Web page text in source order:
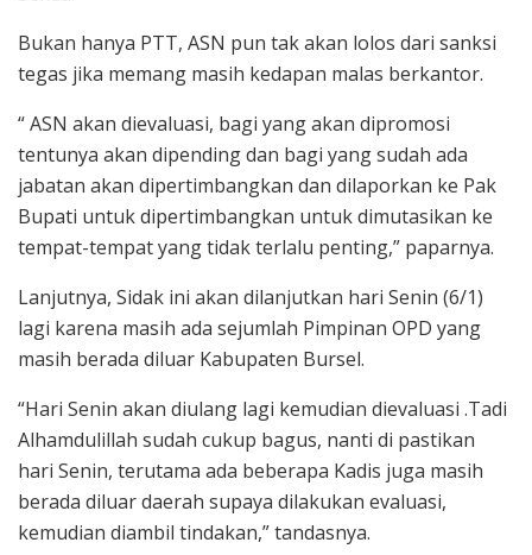
Bukan hanya PTT, ASN pun tak akan lolos dari sanksi
tegas jika memang masih kedapan malas berkantor.
“ ASN akan dievaluasi, bagi yang akan dipromosi
tentunya akan dipending dan bagi yang sudah ada
jabatan akan dipertimbangkan dan dilaporkan ke Pak
Bupati untuk dipertimbangkan untuk dimutasikan ke
tempat-tempat yang tidak terlalu penting,” paparnya.
Lanjutnya, Sidak ini akan dilanjutkan hari Senin (6/1)
lagi karena masih ada sejumlah Pimpinan OPD yang
masih berada diluar Kabupaten Bursel.
“Hari Senin akan diulang lagi kemudian dievaluasi .Tadi
Alhamdulillah sudah cukup bagus, nanti di pastikan
hari Senin, terutama ada beberapa Kadis juga masih
berada diluar daerah supaya dilakukan evaluasi,
kemudian diambil tindakan,” tandasnya.